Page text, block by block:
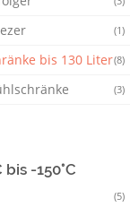
(1)
(8)
bis 130 Liter
(3)
-150°C
(5)